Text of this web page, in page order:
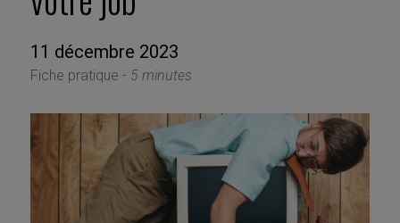
11 décembre 2023
Fiche pratique - 5 minutes